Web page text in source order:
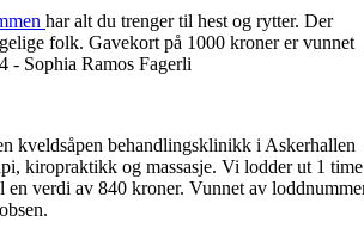
har alt du trenger til hest og rytter. Der
folk. Gavekort på 1000 kroner er vunnet
- Sophia Ramos Fagerli
kveldsåpen behandlingsklinikk i Askerhallen
kiropraktikk og massasje. Vi lodder ut 1 time
en verdi av 840 kroner. Vunnet av